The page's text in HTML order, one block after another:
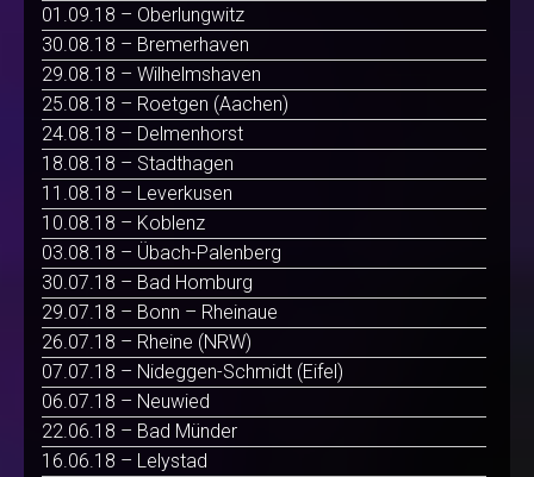
01.09.18 – Oberlungwitz
30.08.18 – Bremerhaven
29.08.18 – Wilhelmshaven
25.08.18 – Roetgen (Aachen)
24.08.18 – Delmenhorst
18.08.18 – Stadthagen
11.08.18 – Leverkusen
10.08.18 – Koblenz
03.08.18 – Übach-Palenberg
30.07.18 – Bad Homburg
29.07.18 – Bonn – Rheinaue
26.07.18 – Rheine (NRW)
07.07.18 – Nideggen-Schmidt (Eifel)
06.07.18 – Neuwied
22.06.18 – Bad Münder
16.06.18 – Lelystad